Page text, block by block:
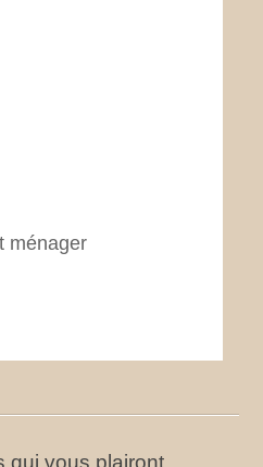
ménager
qui vous plairont